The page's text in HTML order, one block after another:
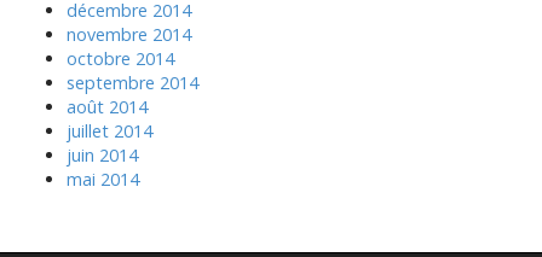
décembre 2014
novembre 2014
octobre 2014
septembre 2014
août 2014
juillet 2014
juin 2014
mai 2014